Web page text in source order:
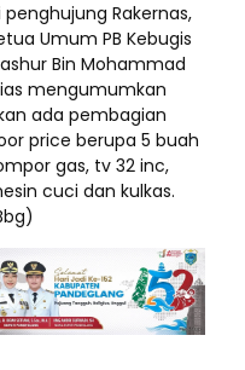
penghujung Rakernas,
Umum PB Kebugis
Bin Mohammad
mengumumkan
ada pembagian
price berupa 5 buah
gas, tv 32 inc,
cuci dan kulkas.